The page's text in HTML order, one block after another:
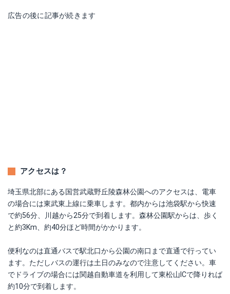
広告の後に記事が続きます
アクセスは？
埼玉県北部にある国営武蔵野丘陵森林公園へのアクセスは、電車
の場合には東武東上線に乗車します。都内からは池袋駅から快速
で約56分、川越から25分で到着します。森林公園駅からは、歩く
と約3Km、約40分ほど時間がかかります。
便利なのは直通バスで駅北口から公園の南口まで直通で行ってい
ます。ただしバスの運行は土日のみなので注意してください。車
でドライブの場合には関越自動車道を利用して東松山ICで降りれば
約10分で到着します。